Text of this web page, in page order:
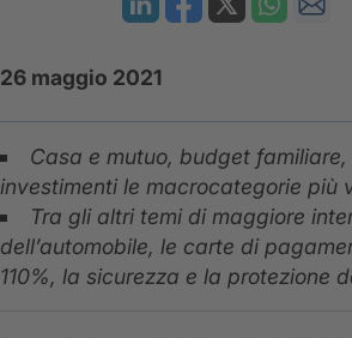
26 maggio 2021
Casa e mutuo, budget
investimenti le macrocategorie più
Tra gli altri temi di maggiore
dell’automobile, le carte di
110%, la sicurezza e la protezione